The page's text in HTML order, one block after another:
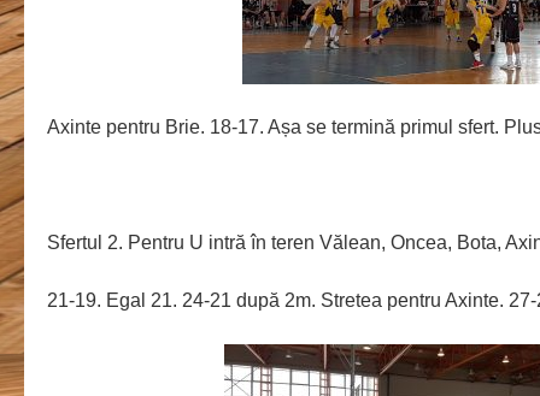
Axinte pentru Brie. 18-17. Așa se termină primul sfert.
Sfertul 2. Pentru U intră în teren Vălean, Oncea, Bota,
21-19. Egal 21. 24-21 după 2m. Stretea pentru Axinte.